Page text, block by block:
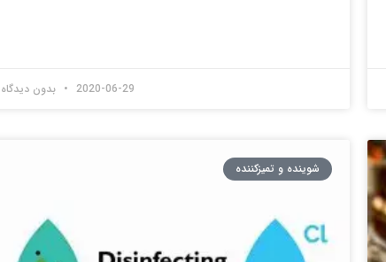
2020-06-29 بدون دیدگاه
شوینده و تمیزکننده